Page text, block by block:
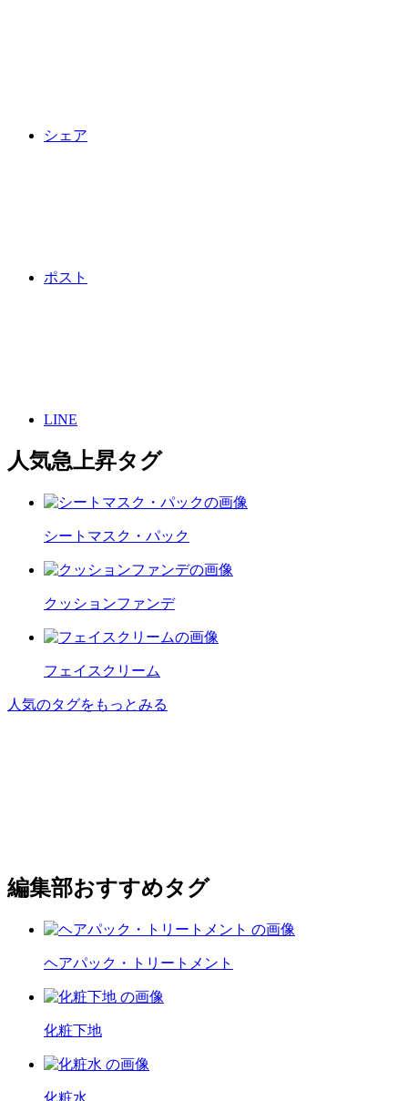
シェア
ポスト
LINE
人気急上昇タグ
シートマスク・パック
クッションファンデ
フェイスクリーム
人気のタグをもっとみる
編集部おすすめタグ
ヘアパック・トリートメント
化粧下地
化粧水